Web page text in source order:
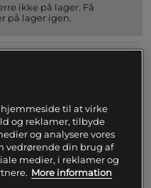
ikke på lager. Få
på lager igen.
Nutramino i form af en
for at fedte med pulver
shot.
hjemmeside til at virke
og reklamer, tilbyde
og analysere vores
vedrørende din brug af
medier, i reklamer og
More information